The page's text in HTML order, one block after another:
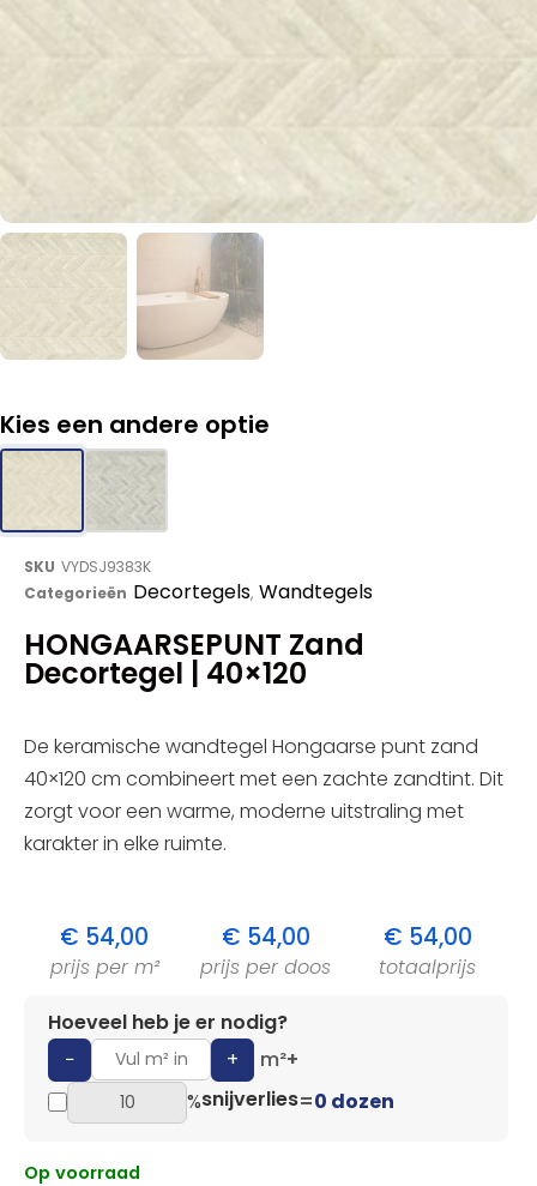
Kies een andere optie
SKU VYDSJ9383K
Categorieën Decortegels, Wandtegels
HONGAARSEPUNT Zand
Decortegel | 40×120
De keramische wandtegel Hongaarse punt zand
40×120 cm combineert met een zachte zandtint. Dit
zorgt voor een warme, moderne uitstraling met
karakter in elke ruimte.
€ 54,00
prijs per m²
€ 54,00
prijs per doos
€ 54,00
totaalprijs
Hoeveel heb je er nodig?
−
+ m²+
%snijverlies=0 dozen
Op voorraad